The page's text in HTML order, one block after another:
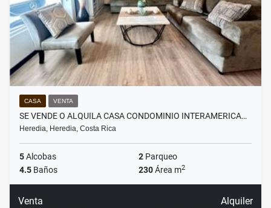
CASA VENTA
SE VENDE O ALQUILA CASA CONDOMINIO INTERAMERICA…
Heredia, Heredia, Costa Rica
5Alcobas 2 Parqueo
4.5 Baños 230Área m2
Venta Alquiler